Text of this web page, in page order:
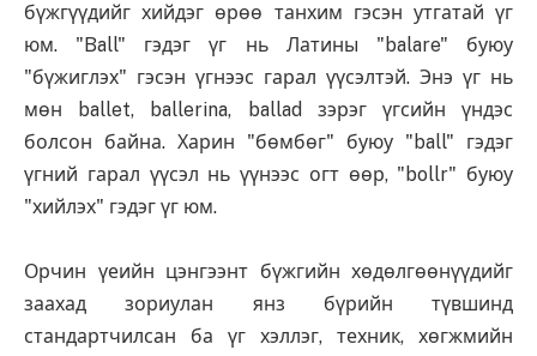
бүжгүүдийг хийдэг өрөө танхим гэсэн утгатай үг
юм. "Ball" гэдэг үг нь Латины "balare" буюу
"бүжиглэх" гэсэн үгнээс гарал үүсэлтэй. Энэ үг нь
мөн ballet, ballerina, ballad зэрэг үгсийн үндэс
болсон байна. Харин "бөмбөг" буюу "ball" гэдэг
үгний гарал үүсэл нь үүнээс огт өөр, "bollr" буюу
"хийлэх" гэдэг үг юм.
Орчин үеийн цэнгээнт бүжгийн хөдөлгөөнүүдийг
заахад зориулан янз бүрийн түвшинд
стандартчилсан ба үг хэллэг, техник, хөгжмийн